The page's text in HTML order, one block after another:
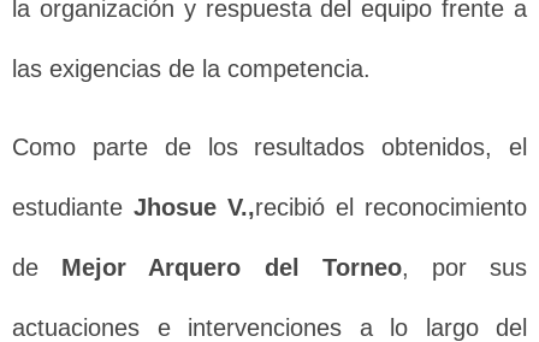
la organización y respuesta del equipo frente a
las exigencias de la competencia.
Como parte de los resultados obtenidos, el
estudiante Jhosue V.,recibió el reconocimiento
de Mejor Arquero del Torneo, por sus
actuaciones e intervenciones a lo largo del